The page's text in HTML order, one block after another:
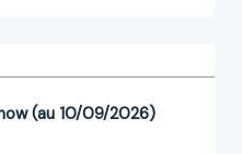
(au 10/09/2026)